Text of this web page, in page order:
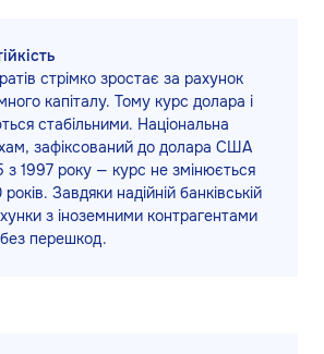
стрімко зростає за рахунок
капіталу. Тому курс долара і
стабільними. Національна
зафіксований до долара США
з 1997 року — курс не змінюється
Завдяки надійній банківській
з іноземними контрагентами
перешкод.